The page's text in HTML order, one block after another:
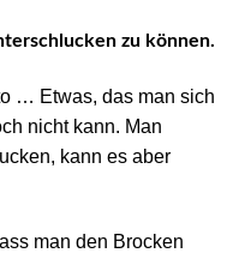
zu können.
… Etwas, das man sich
nicht kann. Man
kann es aber
man den Brocken